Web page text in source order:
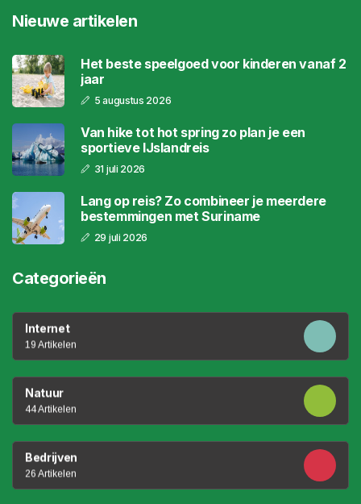
Nieuwe artikelen
Het beste speelgoed voor kinderen vanaf 2
jaar
5 augustus 2026
Van hike tot hot spring zo plan je een
sportieve IJslandreis
31 juli 2026
Lang op reis? Zo combineer je meerdere
bestemmingen met Suriname
29 juli 2026
Categorieën
Internet
19 Artikelen
Natuur
44 Artikelen
Bedrijven
26 Artikelen